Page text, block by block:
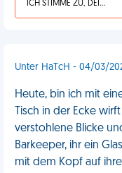
ICH STIMME ZU, DEIN LEBEN IST SCHEISSE
Unter HaTcH - 04/03/
Heute, bin ich mit
Tisch in der Ecke
verstohlene Blicke
Barkeeper, ihr ein
mit dem Kopf auf